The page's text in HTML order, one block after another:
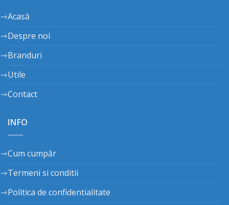
Acasă
Despre noi
Branduri
Utile
Contact
INFO
Cum cumpăr
Termeni si conditii
Politica de confidentialitate